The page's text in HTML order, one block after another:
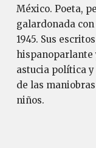
México. Poeta,
galardonada
1945. Sus
hispanoparlante
astucia política
de las
niños.